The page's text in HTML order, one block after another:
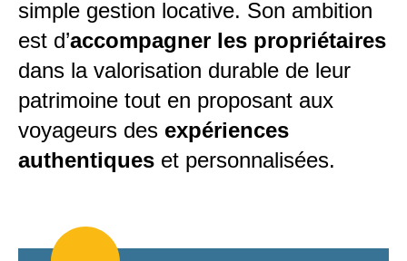
simple gestion locative. Son ambition
est d’accompagner les propriétaires
dans la valorisation durable de leur
patrimoine tout en proposant aux
voyageurs des expériences
authentiques et personnalisées.